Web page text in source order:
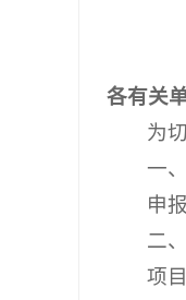
各有关
为
一
申
二
项